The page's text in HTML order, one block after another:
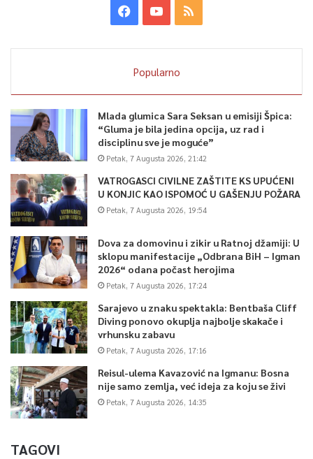
Popularno
Mlada glumica Sara Seksan u emisiji Špica:
“Gluma je bila jedina opcija, uz rad i
disciplinu sve je moguće”
Petak, 7 Augusta 2026, 21:42
VATROGASCI CIVILNE ZAŠTITE KS UPUĆENI
U KONJIC KAO ISPOMOĆ U GAŠENJU POŽARA
Petak, 7 Augusta 2026, 19:54
Dova za domovinu i zikir u Ratnoj džamiji: U
sklopu manifestacije „Odbrana BiH – Igman
2026“ odana počast herojima
Petak, 7 Augusta 2026, 17:24
Sarajevo u znaku spektakla: Bentbaša Cliff
Diving ponovo okuplja najbolje skakače i
vrhunsku zabavu
Petak, 7 Augusta 2026, 17:16
Reisul-ulema Kavazović na Igmanu: Bosna
nije samo zemlja, već ideja za koju se živi
Petak, 7 Augusta 2026, 14:35
TAGOVI